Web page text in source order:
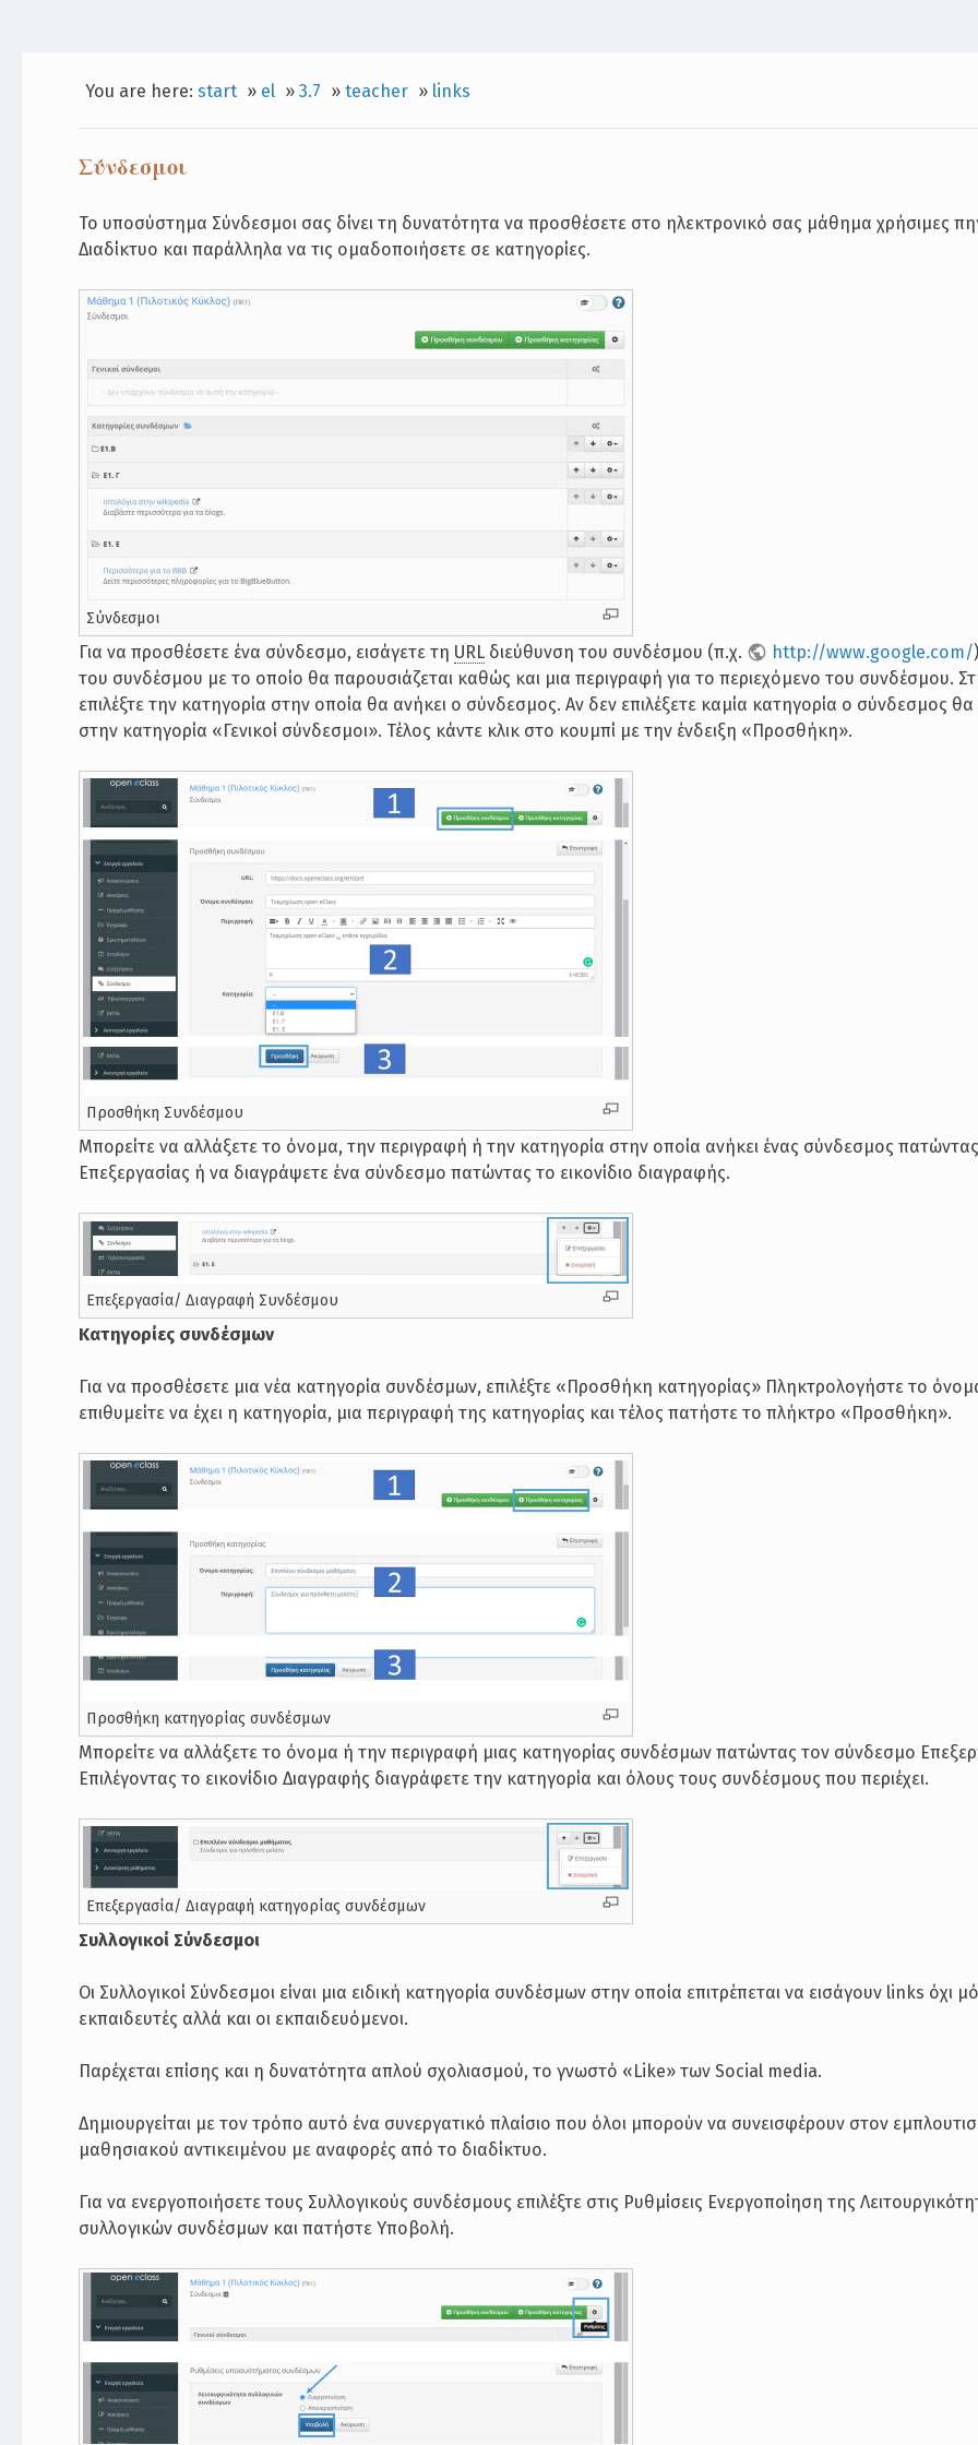
You are here: start » el » 3.7 » teacher » links
Σύνδεσμοι
Το υποσύστημα Σύνδεσμοι σας δίνει τη δυνατότητα να προσθέσετε στο ηλεκτρονικό σας μάθημα χρήσιμες
Διαδίκτυο και παράλληλα να τις ομαδοποιήσετε σε κατηγορίες.
Σύνδεσμοι
Για να προσθέσετε ένα σύνδεσμο, εισάγετε τη URL διεύθυνση του συνδέσμου (π.χ. http://www.google.com/
του συνδέσμου με το οποίο θα παρουσιάζεται καθώς και μια περιγραφή για το περιεχόμενο του συνδέσμου.
επιλέξτε την κατηγορία στην οποία θα ανήκει ο σύνδεσμος. Αν δεν επιλέξετε καμία κατηγορία ο σύνδεσμος θα
στην κατηγορία «Γενικοί σύνδεσμοι». Τέλος κάντε κλικ στο κουμπί με την ένδειξη «Προσθήκη».
Προσθήκη Συνδέσμου
Μπορείτε να αλλάξετε το όνομα, την περιγραφή ή την κατηγορία στην οποία ανήκει ένας σύνδεσμος πατώντας
Επεξεργασίας ή να διαγράψετε ένα σύνδεσμο πατώντας το εικονίδιο διαγραφής.
Επεξεργασία/ Διαγραφή Συνδέσμου
Κατηγορίες συνδέσμων
Για να προσθέσετε μια νέα κατηγορία συνδέσμων, επιλέξτε «Προσθήκη κατηγορίας» Πληκτρολογήστε το
επιθυμείτε να έχει η κατηγορία, μια περιγραφή της κατηγορίας και τέλος πατήστε το πλήκτρο «Προσθήκη».
Προσθήκη κατηγορίας συνδέσμων
Μπορείτε να αλλάξετε το όνομα ή την περιγραφή μιας κατηγορίας συνδέσμων πατώντας τον σύνδεσμο
Επιλέγοντας το εικονίδιο Διαγραφής διαγράφετε την κατηγορία και όλους τους συνδέσμους που περιέχει.
Επεξεργασία/ Διαγραφή κατηγορίας συνδέσμων
Συλλογικοί Σύνδεσμοι
Οι Συλλογικοί Σύνδεσμοι είναι μια ειδική κατηγορία συνδέσμων στην οποία επιτρέπεται να εισάγουν links όχι
εκπαιδευτές αλλά και οι εκπαιδευόμενοι.
Παρέχεται επίσης και η δυνατότητα απλού σχολιασμού, το γνωστό «Like» των Social media.
Δημιουργείται με τον τρόπο αυτό ένα συνεργατικό πλαίσιο που όλοι μπορούν να συνεισφέρουν στον
μαθησιακού αντικειμένου με αναφορές από το διαδίκτυο.
Για να ενεργοποιήσετε τους Συλλογικούς συνδέσμους επιλέξτε στις Ρυθμίσεις Ενεργοποίηση της
συλλογικών συνδέσμων και πατήστε Υποβολή.